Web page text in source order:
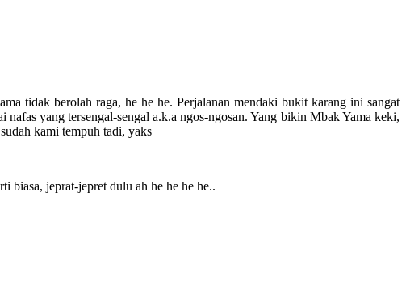
tidak berolah raga, he he he. Perjalanan mendaki bukit karang ini sangat
yang tersengal-sengal a.k.a ngos-ngosan. Yang bikin Mbak Yama keki,
kami tempuh tadi, yaks
biasa, jeprat-jepret dulu ah he he he he..